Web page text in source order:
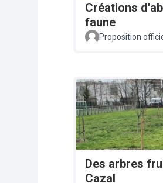
Créations
faune
Proposition
Des arbres
Cazal